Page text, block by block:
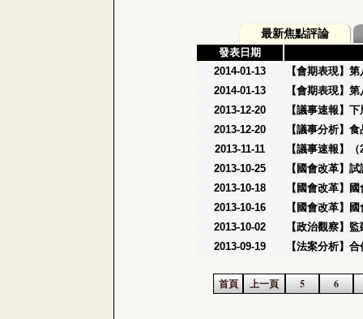
最新焦點評論
發表日期
2014-01-13
【會期表現】
2014-01-13
【會期表現】
2013-12-20
【議事速報】
2013-12-20
【議事分析】
2013-11-11
【議事速報】
2013-10-25
【國會改革】
2013-10-18
【國會改革】
2013-10-16
【國會改革】
2013-10-02
【政治觀察】
2013-09-19
【法案分析】
首頁 上一頁 5 6